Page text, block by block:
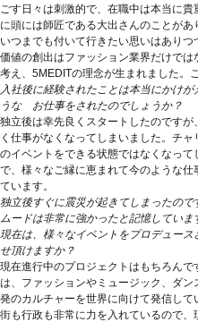
ごす日々は刺激的で、在職中は本当に
に頭には師匠である大出さんのことがあ
いつまでも付いて行きたい思いはあり
価値の創出はファッション業界だけで
考え、5MEDITの理念が生まれました。
入社後に経験されたことは本当にかけ
うな お仕事をされたのでしょうか？
独立後は幸先良くスタートしたのです
く仕事がなくなってしまいました。チ
のイベントをできる状態ではなくなっ
で、様々なご縁に恵まれて今のような
ています。
独立後すぐに震災が起きてしまったの
ムードは非常に強かったと記憶していま
現在は、様々なイベントをプロデュー
せ頂けますか？
現在進行中のプロジェクトはもちろん
は、ファッションやミュージック、ダ
発のカルチャーを世界に向けて発信して
街も行政も非常に力を入れているので